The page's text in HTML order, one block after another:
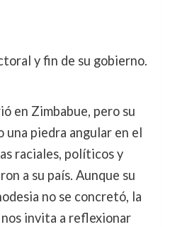
y fin de su gobierno.
en Zimbabue, pero su
una piedra angular en el
raciales, políticos y
a su país. Aunque su
no se concretó, la
invita a reflexionar